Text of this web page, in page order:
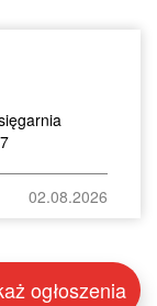
02.08.2026
ogłoszenia